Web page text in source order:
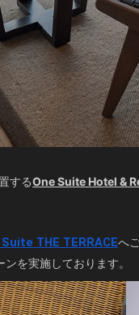
するOne Suite Hotel &
THE TERRACEへ
を実施しております。